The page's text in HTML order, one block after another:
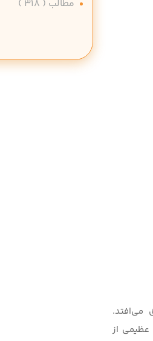
می‌افتد.
عظیمی از
مطالب ( 318 )